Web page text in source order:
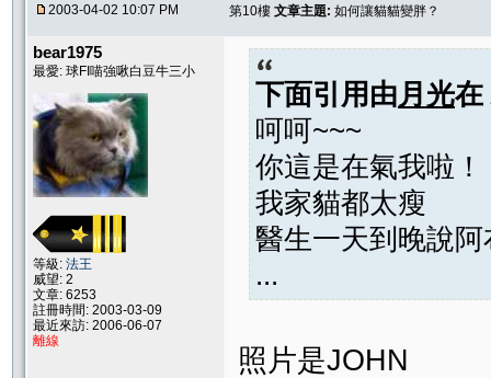
2003-04-02 10:07 PM 第10樓 文章主題: 如何讓貓貓變胖？
bear1975
最愛: 球FI喵強啾白豆牛三小
等級: 法王
威望: 2
文章: 6253
註冊時間: 2003-03-09
最近來訪: 2006-06-07
離線
下面引用由月光在
呵呵~~~
你這是在氣我啦！
我家貓都太瘦
醫生一天到晚說阿
...
照片是JOHN